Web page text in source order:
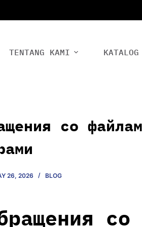
TENTANG KAMI KATALOG
со
26, 2026 BLOG
со